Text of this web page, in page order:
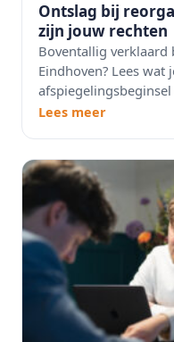
Ontslag bij
zijn jouw rechten
Boventallig verklaard
Eindhoven? Lees
Lees meer